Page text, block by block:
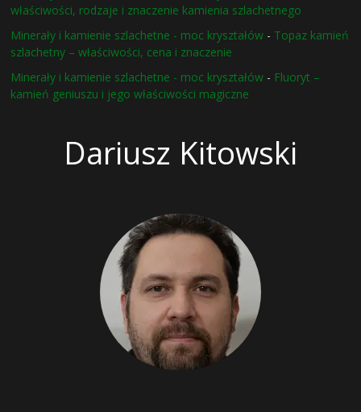
właściwości, rodzaje i znaczenie kamienia szlachetnego
Minerały i kamienie szlachetne - moc kryształów - Topaz kamień
szlachetny – właściwości, cena i znaczenie
Minerały i kamienie szlachetne - moc kryształów - Fluoryt –
kamień geniuszu i jego właściwości magiczne
Dariusz Kitowski